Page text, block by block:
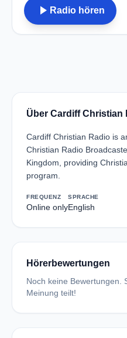
play_arrow Radio hören
Über Cardiff Christian
Cardiff Christian Radio is
Christian Radio
Kingdom, providing
program.
FREQUENZ
Online only
SPRACHE
English
Hörerbewertungen
Noch keine Bewertungen.
Meinung teilt!